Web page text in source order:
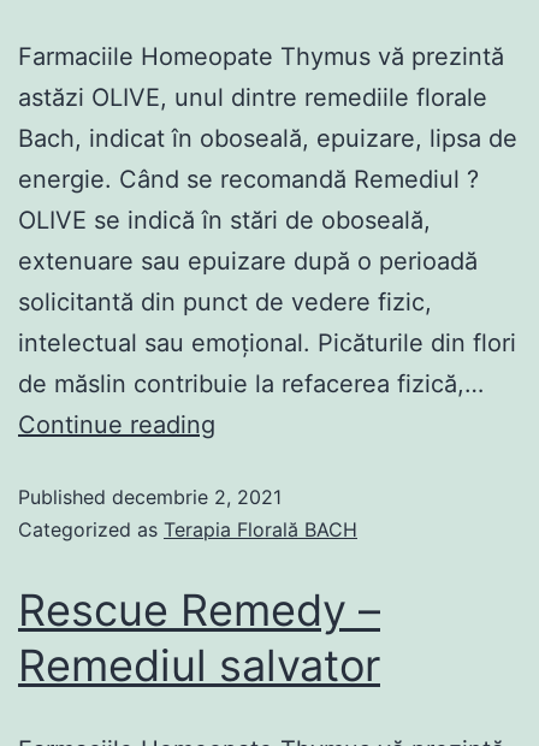
Farmaciile Homeopate Thymus vă prezintă
astăzi OLIVE, unul dintre remediile florale
Bach, indicat în oboseală, epuizare, lipsa de
energie. Când se recomandă Remediul ?
OLIVE se indică în stări de oboseală,
extenuare sau epuizare după o perioadă
solicitantă din punct de vedere fizic,
intelectual sau emoțional. Picăturile din flori
de măslin contribuie la refacerea fizică,…
Continue reading
Published decembrie 2, 2021
Categorized as Terapia Florală BACH
Rescue Remedy –
Remediul salvator